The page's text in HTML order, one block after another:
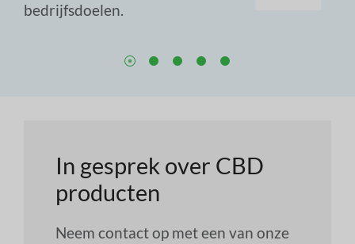
bedrijfsdoelen.
In gesprek over CBD
producten
Neem contact op met een van onze